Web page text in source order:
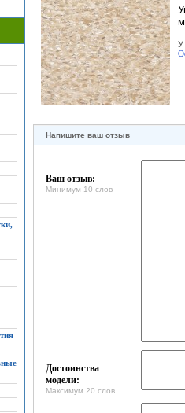
У
Напишите ваш отзыв
Ваш отзыв:
Минимум 10 слов
Достоинства
модели:
Максимум 20 слов